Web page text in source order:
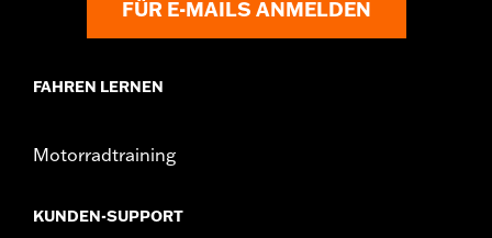
FÜR E-MAILS ANMELDEN
FAHREN LERNEN
Motorradtraining
KUNDEN-SUPPORT